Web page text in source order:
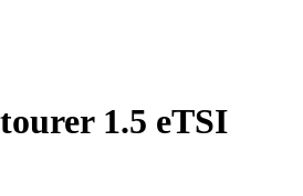
1.5 eTSI